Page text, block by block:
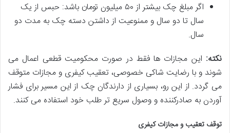
اگر مبلغ چک بیشتر از ۵۰ میلیون تومان باشد: حبس از یک
سال تا دو سال و ممنوعیت از داشتن دسته چک به مدت دو
سال.
نکته: این مجازات ها فقط در صورت محکومیت قطعی اعمال می
شوند و با رضایت شاکی خصوصی، تعقیب کیفری و مجازات متوقف
می گردد. از این رو، بسیاری از دارندگان چک از این مسیر برای فشار
آوردن به صادرکننده و وصول سریع تر طلب خود استفاده می کنند.
توقف تعقیب و مجازات کیفری